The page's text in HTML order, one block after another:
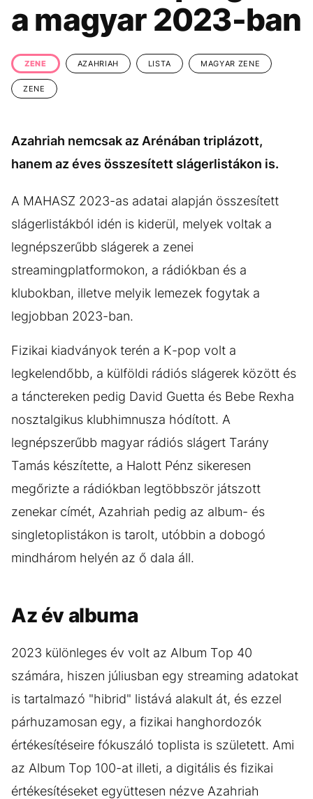
UTAZÁS
ÉLETMÓD DESIGN
BESZÉLGETÉSEK ARCOK
VIDEÓ
a magyar 2023-ban
ZENE AZAHRIAH LISTA MAGYAR ZENE
ZENE
Azahriah nemcsak az Arénában triplázott,
hanem az éves összesített slágerlistákon is.
A MAHASZ 2023-as adatai alapján összesített
slágerlistákból idén is kiderül, melyek voltak a
legnépszerűbb slágerek a zenei
streamingplatformokon, a rádiókban és a
klubokban, illetve melyik lemezek fogytak a
legjobban 2023-ban.
Fizikai kiadványok terén a K-pop volt a
legkelendőbb, a külföldi rádiós slágerek között és
a tánctereken pedig David Guetta és Bebe Rexha
nosztalgikus klubhimnusza hódított. A
legnépszerűbb magyar rádiós slágert Tarány
Tamás készítette, a Halott Pénz sikeresen
megőrizte a rádiókban legtöbbször játszott
zenekar címét, Azahriah pedig az album- és
singletoplistákon is tarolt, utóbbin a dobogó
mindhárom helyén az ő dala áll.
Az év albuma
2023 különleges év volt az Album Top 40
számára, hiszen júliusban egy streaming adatokat
is tartalmazó "hibrid" listává alakult át, és ezzel
párhuzamosan egy, a fizikai hanghordozók
értékesítéseire fókuszáló toplista is született. Ami
az Album Top 100-at illeti, a digitális és fizikai
értékesítéseket együttesen nézve Azahriah